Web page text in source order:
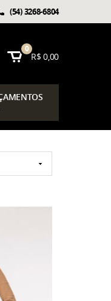
(54)3268-6804
0
R$ 0,00